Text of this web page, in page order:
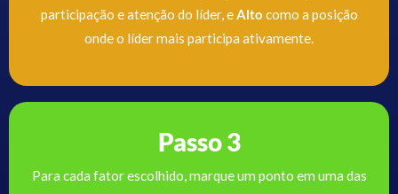
participação e atenção do líder, eAlto como a posição
onde o líder mais participa ativamente.
Passo 3
Para cada fator escolhido, marque um ponto em uma das